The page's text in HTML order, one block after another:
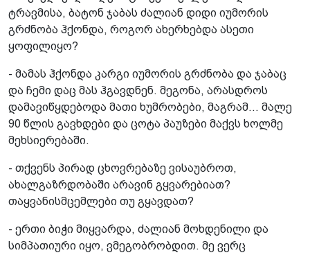
ტრავმისა, ბატონ ჯაბას ძალიან დიდი იუმორის
გრძნობა ჰქონდა, როგორ ახერხებდა ასეთი
ყოფილიყო?
- მამას ჰქონდა კარგი იუმორის გრძნობა და ჯაბაც
და ჩემი დაც მას ჰგავდნენ. მეგონა, არასდროს
დამავიწყდებოდა მათი ხუმრობები, მაგრამ... მალე
90 წლის გავხდები და ცოტა პაუზები მაქვს ხოლმე
მეხსიერებაში.
- თქვენს პირად ცხოვრებაზე ვისაუბროთ,
ახალგაზრდობაში არავინ გყვარებიათ?
თაყვანისმცემლები თუ გყავდათ?
- ერთი ბიჭი მიყვარდა, ძალიან მოხდენილი და
სიმპათიური იყო, ვმეგობრობდით. მე ვერც